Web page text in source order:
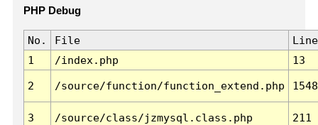
PHP Debug
No. File
Line
1
/index.php 13
2 /source/function/function_extend.php 1548
3 /source/class/jzmysql.class.php 211